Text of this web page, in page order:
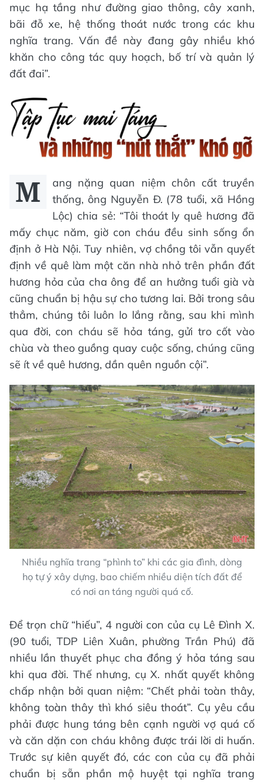
mục hạ tầng như đường giao thông, cây xanh,
bãi đỗ xe, hệ thống thoát nước trong các khu
nghĩa trang. Vấn đề này đang gây nhiều khó
khăn cho công tác quy hoạch, bố trí và quản lý
đất đai”.
M
ang nặng quan niệm chôn cất truyền
thống, ông Nguyễn Đ. (78 tuổi, xã Hồng
Lộc) chia sẻ: “Tôi thoát ly quê hương đã
mấy chục năm, giờ con cháu đều sinh sống ổn
định ở Hà Nội. Tuy nhiên, vợ chồng tôi vẫn quyết
định về quê làm một căn nhà nhỏ trên phần đất
hương hỏa của cha ông để an hưởng tuổi già và
cũng chuẩn bị hậu sự cho tương lai. Bởi trong sâu
thẳm, chúng tôi luôn lo lắng rằng, sau khi mình
qua đời, con cháu sẽ hỏa táng, gửi tro cốt vào
chùa và theo guồng quay cuộc sống, chúng cũng
sẽ ít về quê hương, dần quên nguồn cội”.
Nhiều nghĩa trang “phình to” khi các gia đình, dòng
họ tự ý xây dựng, bao chiếm nhiều diện tích đất để
có nơi an táng người quá cố.
Để trọn chữ “hiếu”, 4 người con của cụ Lê Đình X.
(90 tuổi, TDP Liên Xuân, phường Trần Phú) đã
nhiều lần thuyết phục cha đồng ý hỏa táng sau
khi qua đời. Thế nhưng, cụ X. nhất quyết không
chấp nhận bởi quan niệm: “Chết phải toàn thây,
không toàn thây thì khó siêu thoát”. Cụ yêu cầu
phải được hung táng bên cạnh người vợ quá cố
và căn dặn con cháu không được trái lời di huấn.
Trước sự kiên quyết đó, các con của cụ đã phải
chuẩn bị sẵn phần mộ huyệt tại nghĩa trang